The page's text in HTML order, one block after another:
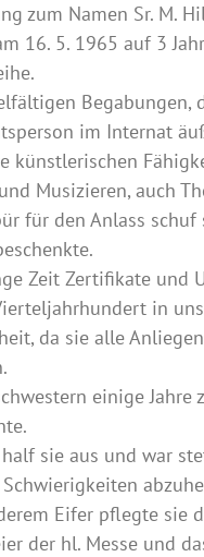
zum Namen Sr. M.
16. 5. 1965 auf 3
im Internat
künstlerischen
Musizieren, auch
für den Anlass
Zeit Zertifikate
in
da sie alle
einige
sie aus und war
Eifer pflegte sie
der hl. Messe und